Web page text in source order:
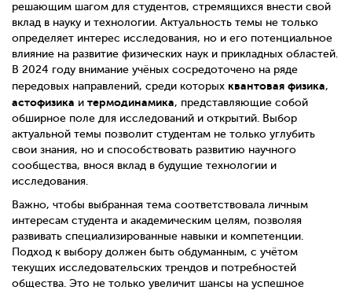
решающим шагом для студентов, стремящихся внести свой
вклад в науку и технологии. Актуальность темы не только
определяет интерес исследования, но и его потенциальное
влияние на развитие физических наук и прикладных областей.
В 2024 году внимание учёных сосредоточено на ряде
передовых направлений, среди которых квантовая физика,
астофизика и термодинамика, представляющие собой
обширное поле для исследований и открытий. Выбор
актуальной темы позволит студентам не только углубить
свои знания, но и способствовать развитию научного
сообщества, внося вклад в будущие технологии и
исследования.
Важно, чтобы выбранная тема соответствовала личным
интересам студента и академическим целям, позволяя
развивать специализированные навыки и компетенции.
Подход к выбору должен быть обдуманным, с учётом
текущих исследовательских трендов и потребностей
общества. Это не только увеличит шансы на успешное